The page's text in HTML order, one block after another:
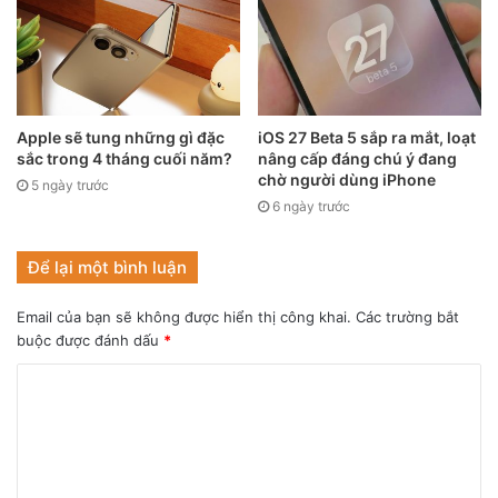
Apple sẽ tung những gì đặc
sắc trong 4 tháng cuối năm?
5 ngày trước
iOS 27 Beta 5 sắp ra mắt, loạt
nâng cấp đáng chú ý đang
chờ người dùng iPhone
6 ngày trước
Để lại một bình luận
Email của bạn sẽ không được hiển thị công khai. Các trường bắt
buộc được đánh dấu *